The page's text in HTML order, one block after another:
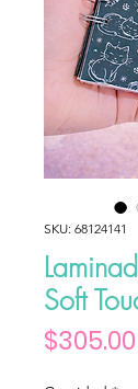
SKU: 68124141
Soft
$305.00